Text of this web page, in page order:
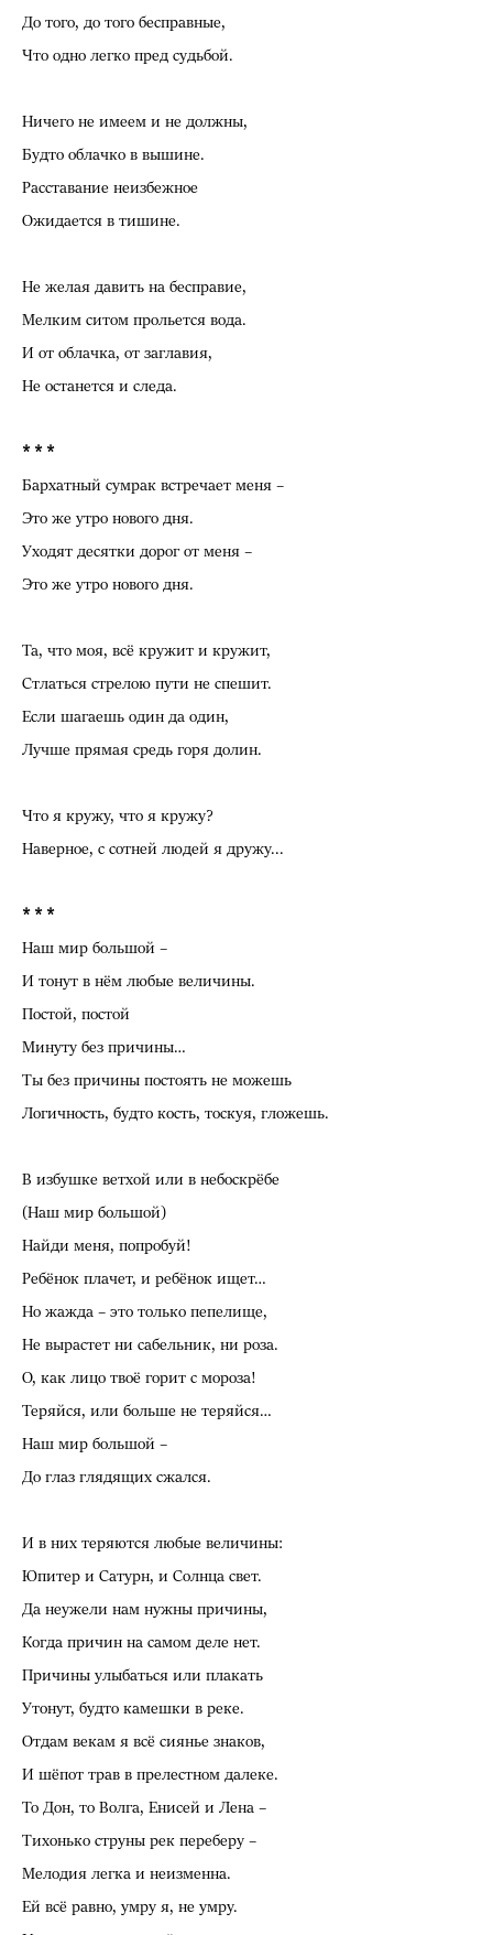
До того, до того бесправные,
Что одно легко пред судьбой.
Ничего не имеем и не должны,
Будто облачко в вышине.
Расставание неизбежное
Ожидается в тишине.
Не желая давить на бесправие,
Мелким ситом прольется вода.
И от облачка, от заглавия,
Не останется и следа.
* * *
Бархатный сумрак встречает меня –
Это же утро нового дня.
Уходят десятки дорог от меня –
Это же утро нового дня.
Та, что моя, всё кружит и кружит,
Стлаться стрелою пути не спешит.
Если шагаешь один да один,
Лучше прямая средь горя долин.
Что я кружу, что я кружу?
Наверное, с сотней людей я дружу...
* * *
Наш мир большой –
И тонут в нём любые величины.
Постой, постой
Минуту без причины…
Ты без причины постоять не можешь
Логичность, будто кость, тоскуя, гложешь.
В избушке ветхой или в небоскрёбе
(Наш мир большой)
Найди меня, попробуй!
Ребёнок плачет, и ребёнок ищет…
Но жажда – это только пепелище,
Не вырастет ни сабельник, ни роза.
О, как лицо твоё горит с мороза!
Теряйся, или больше не теряйся…
Наш мир большой –
До глаз глядящих сжался.
И в них теряются любые величины:
Юпитер и Сатурн, и Солнца свет.
Да неужели нам нужны причины,
Когда причин на самом деле нет.
Причины улыбаться или плакать
Утонут, будто камешки в реке.
Отдам векам я всё сиянье знаков,
И шёпот трав в прелестном далеке.
То Дон, то Волга, Енисей и Лена –
Тихонько струны рек переберу –
Мелодия легка и неизменна.
Ей всё равно, умру я, не умру.